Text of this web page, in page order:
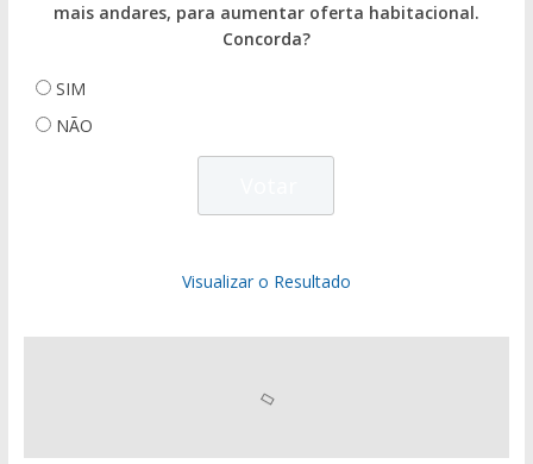
mais andares, para aumentar oferta habitacional.
Concorda?
SIM
NÃO
Visualizar o Resultado